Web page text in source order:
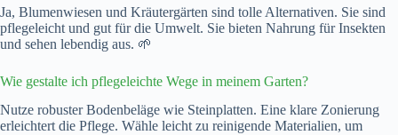
Ja, Blumenwiesen und Kräutergärten sind tolle Alternativen. Sie sind
pflegeleicht und gut für die Umwelt. Sie bieten Nahrung für Insekten
und sehen lebendig aus. 🌱
Wie gestalte ich pflegeleichte Wege in meinem Garten?
Nutze robuster Bodenbeläge wie Steinplatten. Eine klare Zonierung
erleichtert die Pflege. Wähle leicht zu reinigende Materialien, um